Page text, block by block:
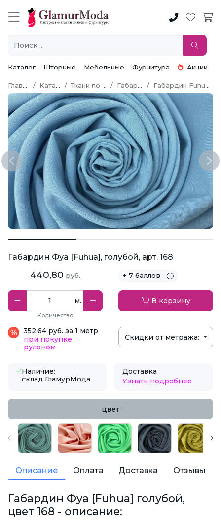
Каталог Шторные Мебельные Фурнитура Акции
Главная Каталог Ткани по типу Габардин Габардин Fuhua [Фуа]
Previous
Габардин Фуа [Fuhua], голубой, арт. 168
440,80 руб. + 7 баллов
м.
Количество
В корзину
352,64 руб. за 1 метр
при покупке
рулоном
Скидки от метража:
Наличие:
склад ГламурМода
Доставка
Узнать подробнее
цвет
Описание Оплата Доставка Отзывы
Габардин Фуа [Fuhua] голубой,
цвет 168 - описание: